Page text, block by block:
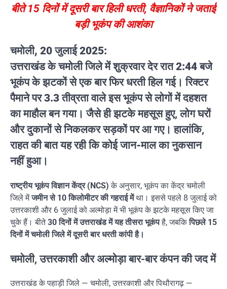
बीते 15 दिनों में दूसरी बार हिली धरती, वैज्ञानिकों ने जताई
बड़ी भूकंप की आशंका
चमोली, 20 जुलाई 2025:
उत्तराखंड के चमोली जिले में शुक्रवार देर रात2:44 बजे
भूकंप के झटकों से एक बार फिर धरती हिल गई।रिक्टर
पैमाने पर 3.3 तीव्रतावाले इस भूकंप से लोगों मेंदहशत
का माहौलबन गया। जैसे ही झटके महसूस हुए, लोग घरों
और दुकानों से निकलकर सड़कों पर आ गए। हालांकि,
राहत की बात यह रही किकोई जान-माल का नुकसान
नहीं हुआ।
राष्ट्रीय भूकंप विज्ञान केंद्र (NCS) के अनुसार, भूकंप का केंद्र चमोली
जिले मेंजमीन से 10 किलोमीटर की गहराई मेंथा। इससे पहले 8 जुलाई को
उत्तरकाशी और 6 जुलाई को अल्मोड़ा में भी भूकंप के झटके महसूस किए जा
चुके हैं। बीते30 दिनों में उत्तराखंड में यह तीसरा भूकंपहै, जबकिपिछले 15
दिनों में चमोली जिले में दूसरी बार धरती कांपी है।
चमोली, उत्तरकाशी और अल्मोड़ा बार-बार कंपन की जद में
उत्तराखंड के पहाड़ी जिले — चमोली, उत्तरकाशी और पिथौरागढ़ —